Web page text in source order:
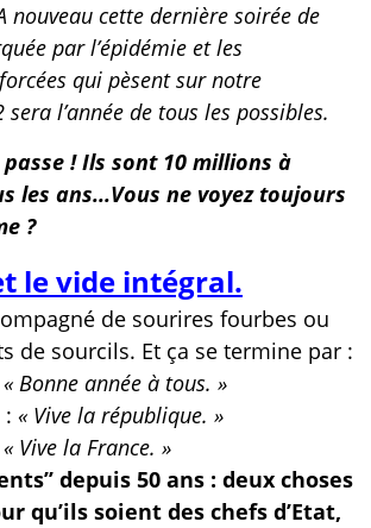
nouveau cette dernière soirée de
par l’épidémie et les
qui pèsent sur notre
l’année de tous les possibles.
! Ils sont 10 millions à
les ans...Vous ne voyez toujours
?
le vide intégral.
de sourires fourbes ou
de sourcils. Et ça se termine par :
« Bonne année à tous. »
« Vive la république. »
« Vive la France. »
depuis 50 ans : deux choses
qu’ils soient des chefs d’Etat,